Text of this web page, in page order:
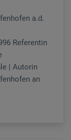
a.d.
Referentin
| Autorin
an